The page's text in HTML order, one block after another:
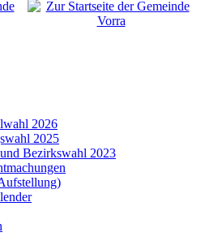
2026
2025
Bezirkswahl 2023